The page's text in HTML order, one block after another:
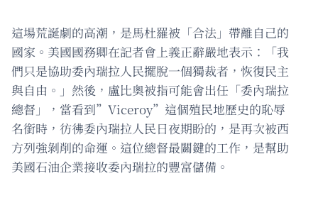
這場荒誕劇的高潮，是馬杜羅被「合法」帶離自己的
國家。美國國務卿在記者會上義正辭嚴地表示：「我
們只是協助委內瑞拉人民擺脫一個獨裁者，恢復民主
與自由。」然後，盧比奧被指可能會出任「委內瑞拉
總督」，當看到”Viceroy”這個殖民地歷史的恥辱
名銜時，彷彿委內瑞拉人民日夜期盼的，是再次被西
方列強剝削的命運。這位總督最關鍵的工作，是幫助
美國石油企業接收委內瑞拉的豐富儲備。